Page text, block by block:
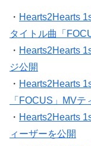
・ Hearts2Hearts
タイトル曲「
・ Hearts2Hearts
ジ公開
・ Hearts2Hearts
「FOCUS」MVテ
・ Hearts2Hearts
ィーザーを公開